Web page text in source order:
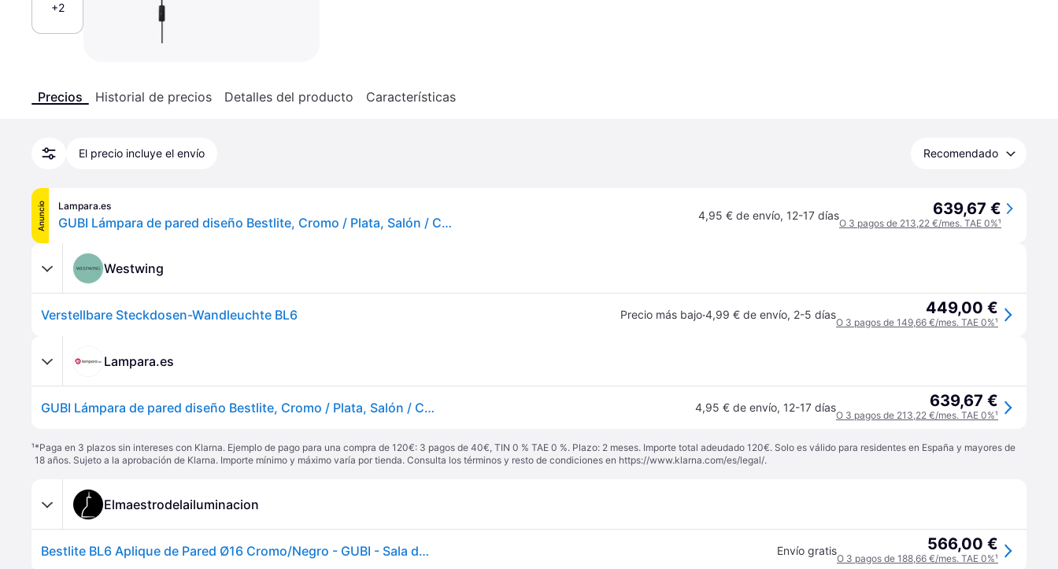
+2
Precios Historial de precios Detalles del producto Características
El precio incluye el envío Recomendado
Anuncio Lampara.es
GUBI Lámpara de pared diseño Bestlite, Cromo / Plata, Salón / Comedor, Metal, Diseño, Lámpara de pared 4,95 € de envío, 12-17 días 639,67 €
O 3 pagos de 213,22 €/mes. TAE 0%¹
Westwing
Verstellbare Steckdosen-Wandleuchte BL6 Precio más bajo·4,99 € de envío, 2-5 días 449,00 €
O 3 pagos de 149,66 €/mes. TAE 0%¹
Lampara.es
GUBI Lámpara de pared diseño Bestlite, Cromo / Plata, Salón / Comedor, Metal, Diseño, Lámpara de pared 4,95 € de envío, 12-17 días 639,67 €
O 3 pagos de 213,22 €/mes. TAE 0%¹
¹*Paga en 3 plazos sin intereses con Klarna. Ejemplo de pago para una compra de 120€: 3 pagos de 40€, TIN 0 % TAE 0 %. Plazo: 2 meses. Importe total adeudado 120€. Solo es válido para residentes en España y mayores de
18 años. Sujeto a la aprobación de Klarna. Importe mínimo y máximo varía por tienda. Consulta los términos y resto de condiciones en https://www.klarna.com/es/legal/.
Elmaestrodelailuminacion
Bestlite BL6 Aplique de Pared Ø16 Cromo/Negro - GUBI - Sala de estar / salón - Diseño - Metal - Bombilla única Envío gratis 566,00 €
O 3 pagos de 188,66 €/mes. TAE 0%¹